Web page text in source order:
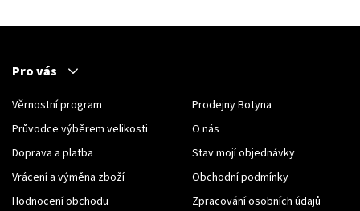
Pro vás
Věrnostní program
Průvodce výběrem velikosti
Doprava a platba
Vrácení a výměna zboží
Hodnocení obchodu
Prodejny Botyna
O nás
Stav mojí objednávky
Obchodní podmínky
Zpracování osobních údajů